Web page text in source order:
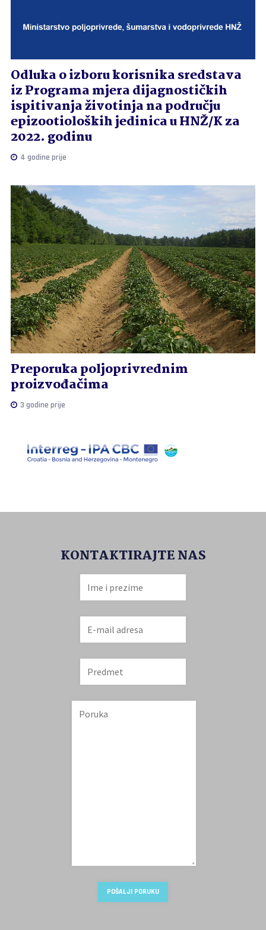
Odluka o izboru korisnika sredstava
iz Programa mjera dijagnostičkih
ispitivanja životinja na području
epizootioloških jedinica u HNŽ/K za
2022. godinu
4 godine prije
Preporuka poljoprivrednim
proizvođačima
3 godine prije
KONTAKTIRAJTE NAS